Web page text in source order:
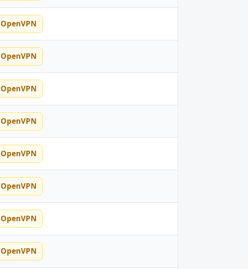
OpenVPN
OpenVPN
OpenVPN
OpenVPN
OpenVPN
OpenVPN
OpenVPN
OpenVPN